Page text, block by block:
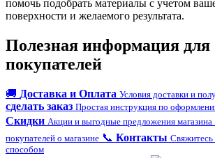
помочь подобрать материалы с учетом
поверхности и желаемого результата.
Полезная информация для
покупателей
🚚 Доставка и Оплата Условия доставки и
сделать заказ Простая инструкция по
Скидки Акции и выгодные предложения магазина
покупателей о магазине 📞 Контакты
способом